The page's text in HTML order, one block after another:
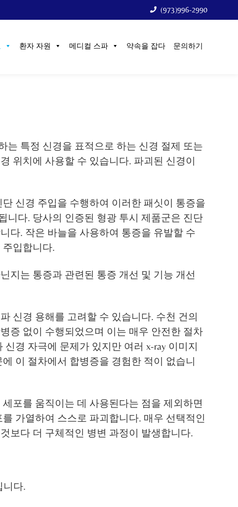
(973)996-2990
환자 자원 메디컬 스파 약속을 잡다 문의하기
는 특정 신경을 표적으로 하는 신경 절제 또는
위치에 사용할 수 있습니다. 파괴된 신경이
신경 주입을 수행하여 이러한 패싯이 통증을
니다. 당사의 인증된 형광 투시 제품군은 진단
다. 작은 바늘을 사용하여 통증을 유발할 수
입합니다.
지는 통증과 관련된 통증 개선 및 기능 개선
신경 용해를 고려할 수 있습니다. 수천 건의
증 없이 수행되었으며 이는 매우 안전한 절차
경 자극에 문제가 있지만 여러 x-ray 이미지
이 절차에서 합병증을 경험한 적이 없습니
포를 움직이는 데 사용된다는 점을 제외하면
가열하여 스스로 파괴합니다. 매우 선택적인
보다 더 구체적인 병변 과정이 발생합니다.
니다.